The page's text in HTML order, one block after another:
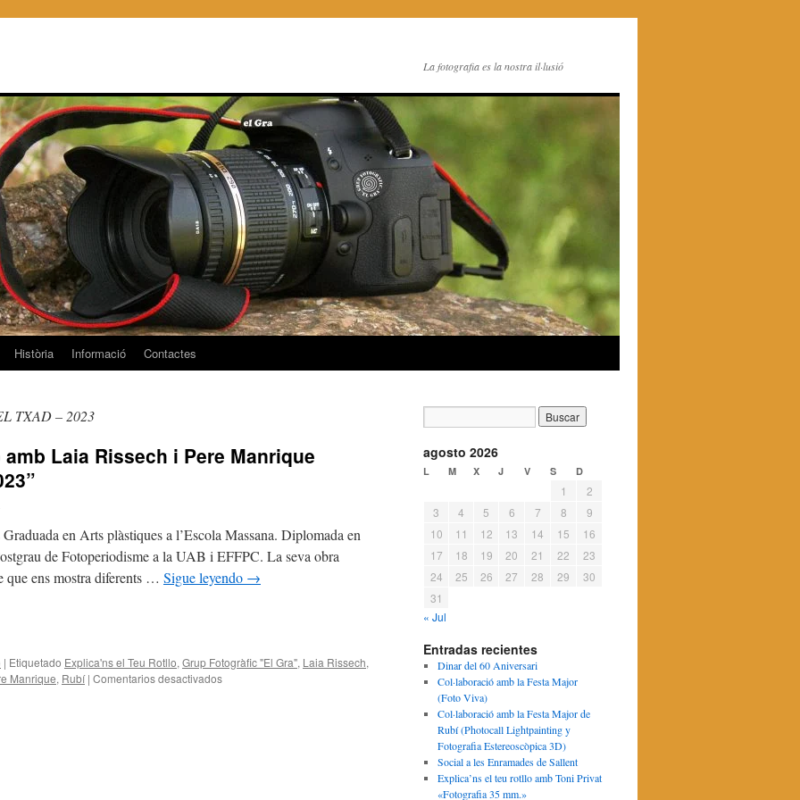
La fotografia es la nostra il·lusió
Història Informació Contactes
TXAD – 2023
Laia Rissech i Pere Manrique
en Arts plàstiques a l’Escola Massana. Diplomada en
de Fotoperiodisme a la UAB i EFFPC. La seva obra
que ens mostra diferents … Sigue leyendo →
| Etiquetado Explica'ns el Teu Rotllo,Grup Fotogràfic "El Gra", Laia Rissech,
Manrique, Rubí | Comentarios desactivadosen
agosto 2026
L M X J V S D
1
2
3
4 5 6 7 8
9
10
11 12 13 14 15
16
17
18 19 20 21 22
23
24
25 26 27 28 29
30
31
« Jul
Entradas recientes
Dinar del 60 Aniversari
Col·laboració amb la Festa Major
(Foto Viva)
Col·laboració amb la Festa Major de
Rubí (Photocall Lightpainting y
Fotografia Estereoscòpica 3D)
Social a les Enramades de Sallent
Explica’ns el teu rotllo amb Toni Privat
«Fotografia 35 mm.»